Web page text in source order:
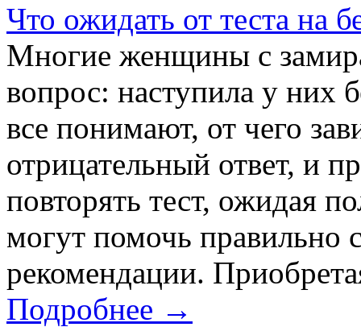
Что ожидать от теста на
Многие женщины с
вопрос: наступила у них
все понимают, от чего
отрицательный ответ, и
повторять тест, ожидая
могут помочь правильно
рекомендации.
Подробнее →